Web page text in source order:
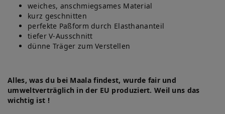
weiches, anschmiegsames Material
kurz geschnitten
perfekte Paßform durch Elasthananteil
tiefer V-Ausschnitt
dünne Träger zum Verstellen
Alles, was du bei Maala findest, wurde fair und
umweltverträglich in der EU produziert. Weil uns das
wichtig ist !